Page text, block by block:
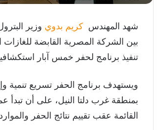
شهد المهندس كريم بدوي وزير
بين الشركة المصرية القابضة
تنفيذ برنامج لحفر خمس آبار استكشافية في أعماق
ويستهدف برنامج الحفر تسريع تنمية
بمنطقة غرب دلتا النيل، على أن تبدأ
القائمة عقب تقييم نتائج الحفر